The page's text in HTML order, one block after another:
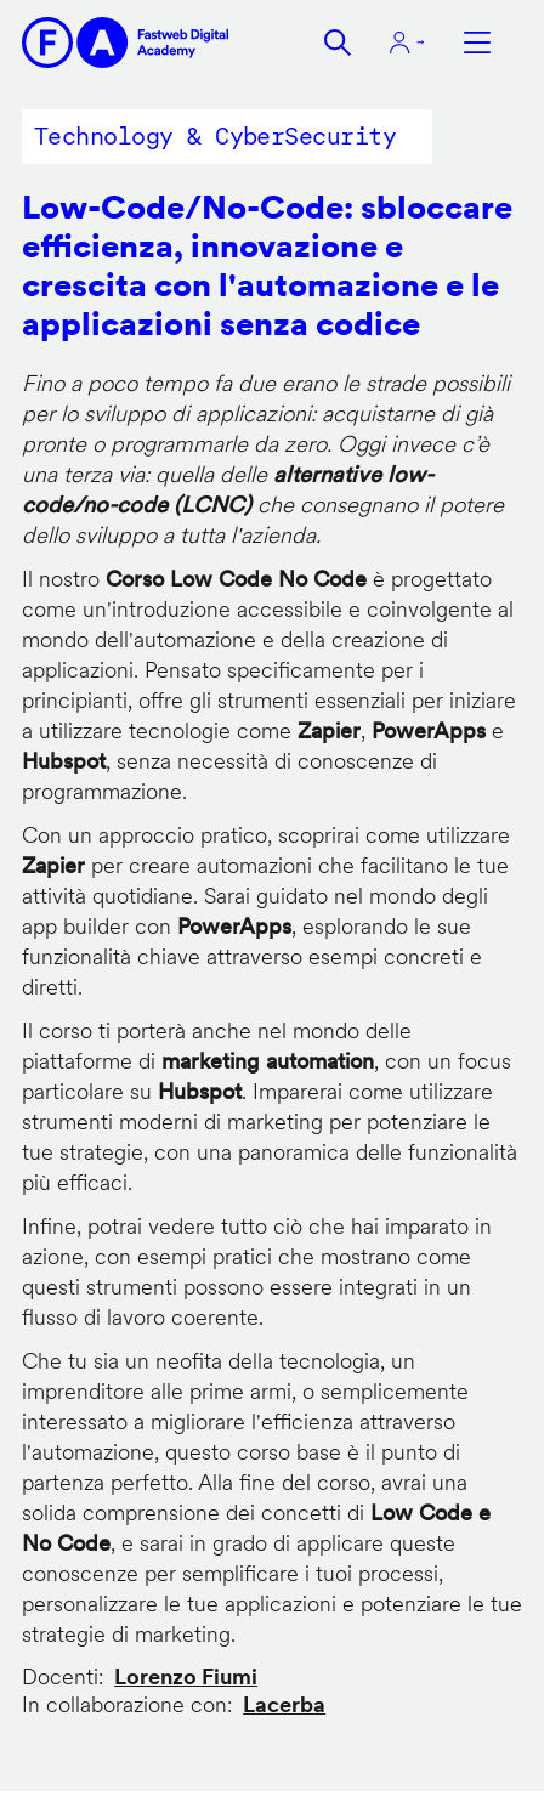
contenuto
Technology & CyberSecurity
Low-Code/No-Code: sbloccare
efficienza, innovazione e
crescita con l'automazione e le
applicazioni senza codice
Fino a poco tempo fa due erano le strade possibili
per lo sviluppo di applicazioni: acquistarne di già
pronte o programmarle da zero. Oggi invece c’è
una terza via: quella delle alternative low-
code/no-code (LCNC)che consegnano il potere
dello sviluppo a tutta l'azienda.
Il nostro Corso Low Code No Codeè progettato
come un'introduzione accessibile e coinvolgente al
mondo dell'automazione e della creazione di
applicazioni. Pensato specificamente per i
principianti, offre gli strumenti essenziali per iniziare
a utilizzare tecnologie come Zapier, PowerAppse
Hubspot, senza necessità di conoscenze di
programmazione.
Con un approccio pratico, scoprirai come utilizzare
Zapierper creare automazioni che facilitano le tue
attività quotidiane. Sarai guidato nel mondo degli
app builder con PowerApps, esplorando le sue
funzionalità chiave attraverso esempi concreti e
diretti.
Il corso ti porterà anche nel mondo delle
piattaforme di marketing automation, con un focus
particolare su Hubspot. Imparerai come utilizzare
strumenti moderni di marketing per potenziare le
tue strategie, con una panoramica delle funzionalità
più efficaci.
Infine, potrai vedere tutto ciò che hai imparato in
azione, con esempi pratici che mostrano come
questi strumenti possono essere integrati in un
flusso di lavoro coerente.
Che tu sia un neofita della tecnologia, un
imprenditore alle prime armi, o semplicemente
interessato a migliorare l'efficienza attraverso
l'automazione, questo corso base è il punto di
partenza perfetto. Alla fine del corso, avrai una
solida comprensione dei concetti di Low Code e
No Code, e sarai in grado di applicare queste
conoscenze per semplificare i tuoi processi,
personalizzare le tue applicazioni e potenziare le tue
strategie di marketing.
Docenti
Lorenzo Fiumi
In collaborazione con
Lacerba